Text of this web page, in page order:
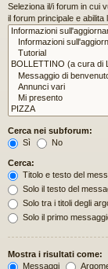
Seleziona il/i forum in cui
il forum principale e abilita
Cerca nei subforum:
Sì
No
Cerca:
Titolo e testo del
Solo il testo del
Solo tra i titoli degli
Solo il primo
Mostra i risultati come:
Messaggi